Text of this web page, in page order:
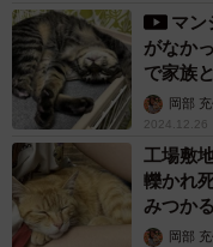
マン
がなか
で家族
岡部
2024.12.26
工場敷
轢かれ
みつかる
岡部